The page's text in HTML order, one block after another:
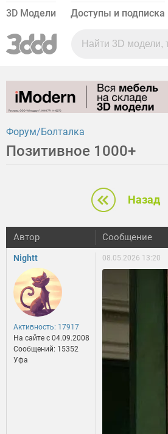
3D Модели Доступы и подписка
Форум Болталка
Позитивное 1000+
Назад
Автор Сообщение
Nightt
Активность: 17917
На сайте c 04.09.2008
Сообщений: 15352
Уфа
08.05.2026 13:20